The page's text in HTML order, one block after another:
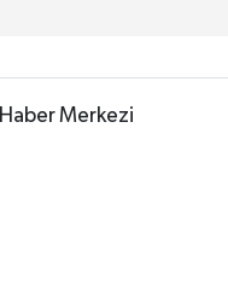
Haber Merkezi